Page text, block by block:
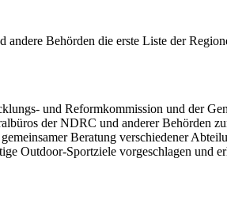
Behörden die erste Liste der
und Reformkommission und der
der NDRC und anderer Behörden
Beratung verschiedener
Outdoor-Sportziele vorgeschlagen und